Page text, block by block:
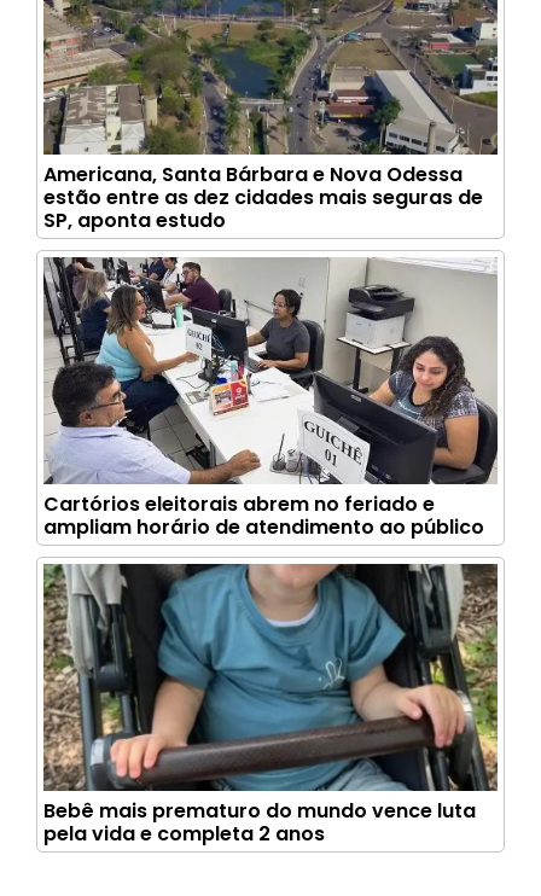
Americana, Santa Bárbara e Nova Odessa
estão entre as dez cidades mais seguras de
SP, aponta estudo
Cartórios eleitorais abrem no feriado e
ampliam horário de atendimento ao público
Bebê mais prematuro do mundo vence luta
pela vida e completa 2 anos